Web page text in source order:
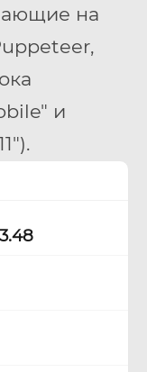
на
и